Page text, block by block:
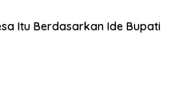
Itu Berdasarkan Ide Bupati